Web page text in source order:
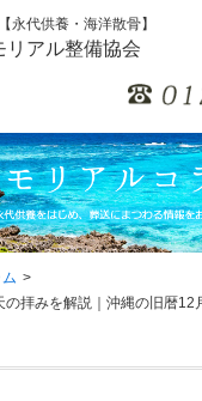
永代供養・海洋散骨】
リアル整備協会
>
拝みを解説｜沖縄の旧暦12